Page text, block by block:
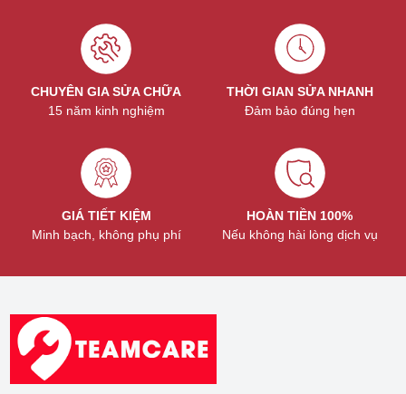
CHUYÊN GIA SỬA CHỮA
15 năm kinh nghiệm
THỜI GIAN SỬA NHANH
Đảm bảo đúng hẹn
GIÁ TIẾT KIỆM
Minh bạch, không phụ phí
HOÀN TIỀN 100%
Nếu không hài lòng dịch vụ